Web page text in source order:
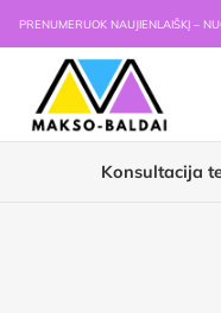
PRENUMERUOK NAUJIENLAIŠKĮ –
Konsultacija